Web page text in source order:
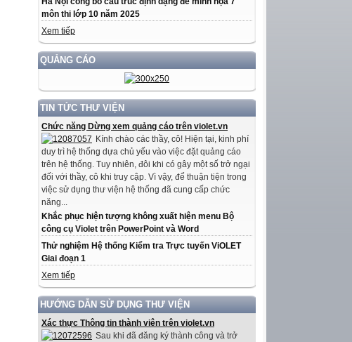
môn thi lớp 10 năm 2025
Xem tiếp
QUẢNG CÁO
TIN TỨC THƯ VIỆN
Chức năng Dừng xem quảng cáo trên violet.vn
Kính chào các thầy, cô! Hiện tại, kinh phí
duy trì hệ thống dựa chủ yếu vào việc đặt quảng cáo
trên hệ thống. Tuy nhiên, đôi khi có gây một số trở ngại
đối với thầy, cô khi truy cập. Vì vậy, để thuận tiện trong
việc sử dụng thư viện hệ thống đã cung cấp chức
năng...
Khắc phục hiện tượng không xuất hiện menu Bộ
công cụ Violet trên PowerPoint và Word
Thử nghiệm Hệ thống Kiểm tra Trực tuyến ViOLET
Giai đoạn 1
Xem tiếp
HƯỚNG DẪN SỬ DỤNG THƯ VIỆN
Xác thực Thông tin thành viên trên violet.vn
Sau khi đã đăng ký thành công và trở